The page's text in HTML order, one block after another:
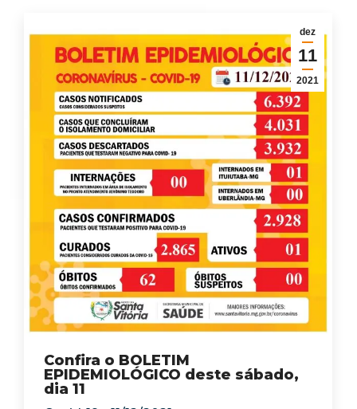
dez
11
2021
Confira o BOLETIM
EPIDEMIOLÓGICO deste sábado,
dia 11